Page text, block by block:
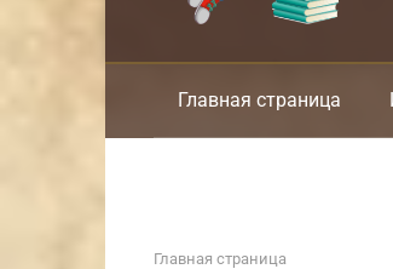
Главная страница
Главная страница